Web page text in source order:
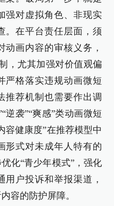
强对虚拟角色、非现实
。在平台责任层面，须
画内容的审核义务，
，尤其加强对价值观偏
严格落实违规动画微短
推荐机制也需要作出调
逆袭”“爽感”类动画微短
容健康度”在推荐模型中
形式对未成年人特有的
化“青少年模式”，强化
户投诉和举报渠道，
容的防护屏障。